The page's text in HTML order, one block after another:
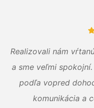
Realizovali nám
a sme veľmi
podľa vopred
komunikácia a